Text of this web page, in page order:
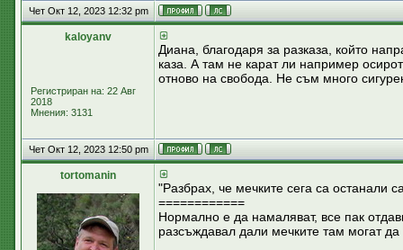
Чет Окт 12, 2023 12:32 pm
kaloyanv
Регистриран на: 22 Авг
2018
Мнения: 3131
Диана, благодаря за разказа, който
каза. А там не карат ли например
отново на свобода. Не съм много
Чет Окт 12, 2023 12:50 pm
tortomanin
"Разбрах, че мечките сега са останали
============
Нормално е да намаляват, все пак
разсъждавал дали мечките там могат